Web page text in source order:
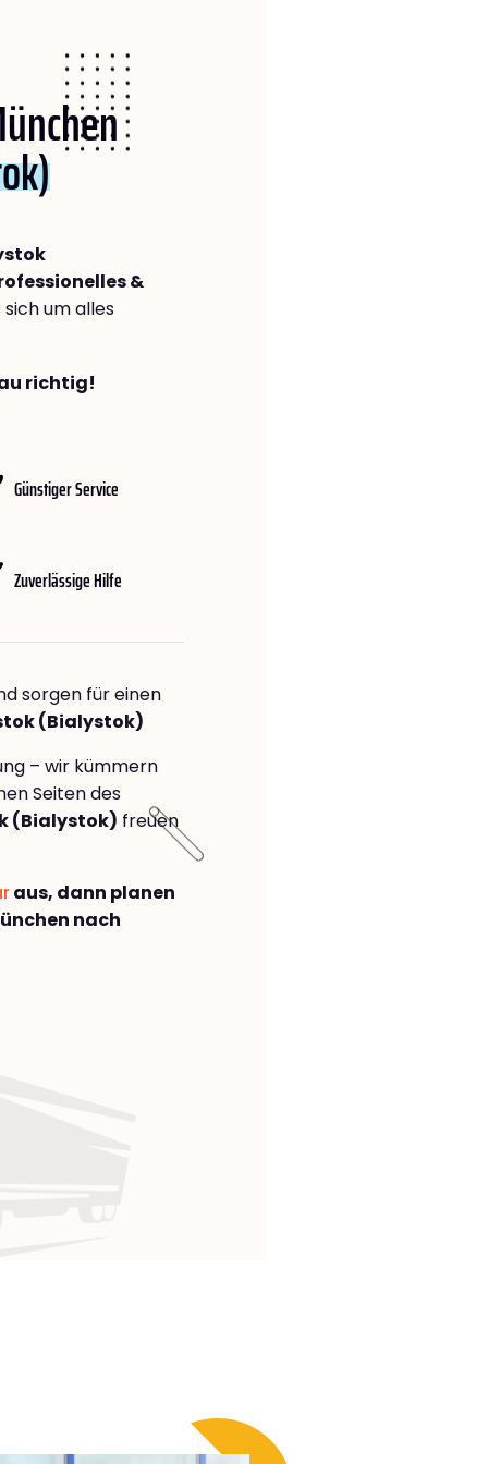
&
sich um alles
richtig!
Günstiger Service
Zuverlässige Hilfe
sorgen für einen
(Bialystok)
– wir kümmern
Seiten des
(Bialystok) freuen
aus, dann planen
nach